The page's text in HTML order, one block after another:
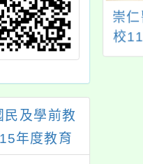
民及學前教
年度教育
市政府教育
112學年度技
中等學校未
相關資訊
崇
校
期日